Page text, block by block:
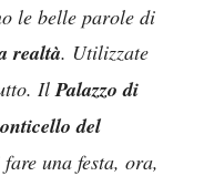
le belle parole di
realtà. Utilizzate
IlPalazzo di
del
una festa, ora,